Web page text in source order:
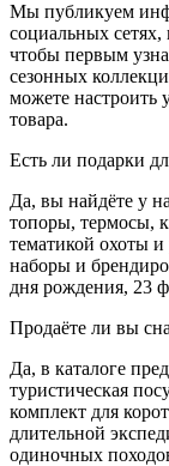
Мы публикуем
социальных
чтобы первым
сезонных
можете настроить
товара.
Есть ли подарки
Да, вы найдёте у
топоры, термосы,
тематикой охоты
наборы и
дня рождения, 23
Продаёте ли вы
Да, в каталоге
туристическая
комплект для
длительной
одиночных